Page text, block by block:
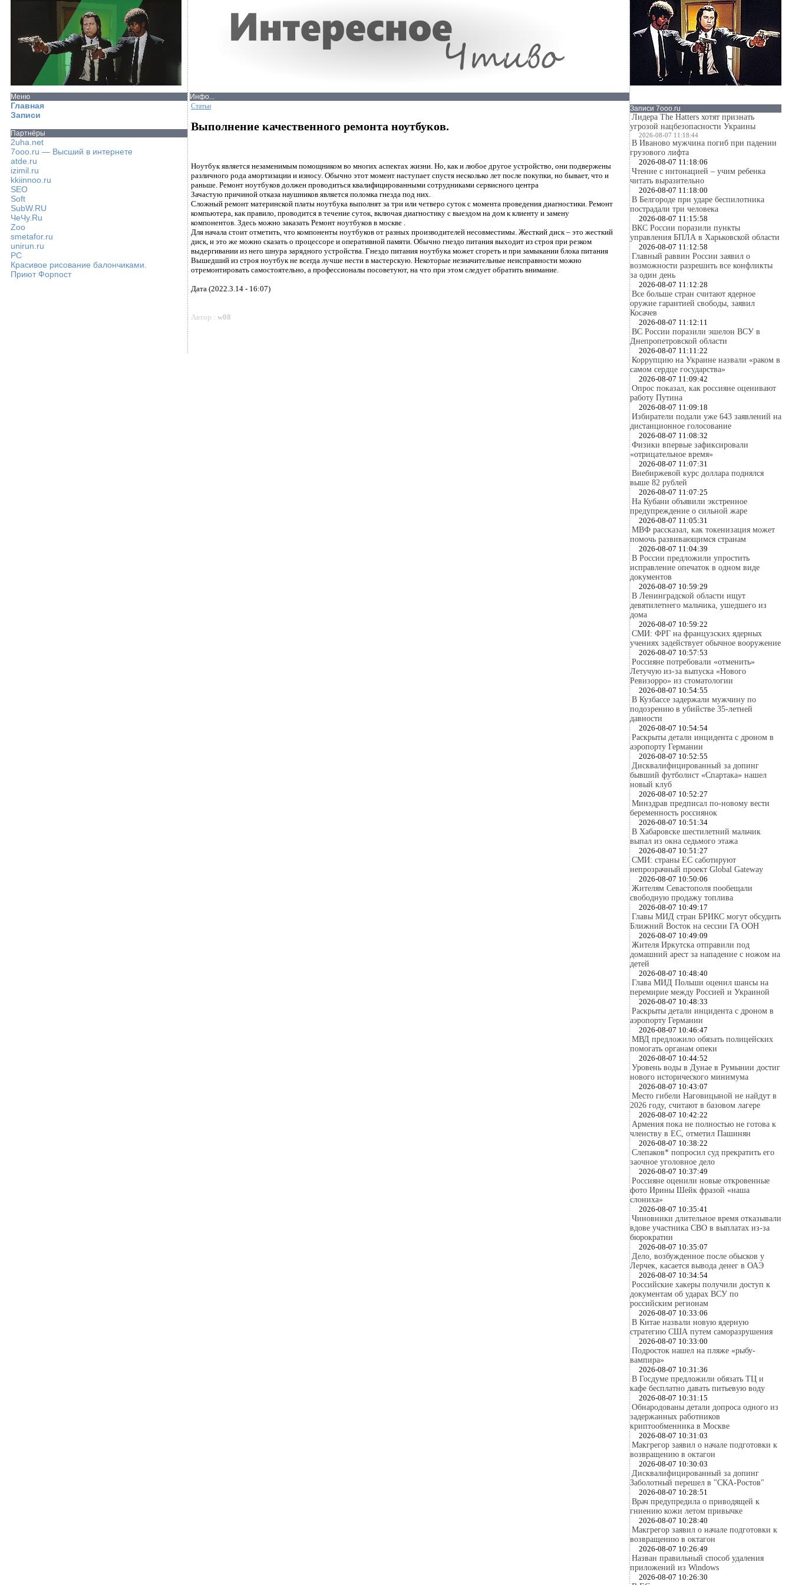
Меню
Главная
Записи
Партнёры
2uha.net
7ooo.ru — Высший в интернете
atde.ru
izimil.ru
kkiinnoo.ru
SEO
Soft
SubW.RU
ЧеЧу.Ru
Zoo
smetafor.ru
unirun.ru
PC
Красивое рисование балончиками.
Приют Форпост
Инфо...
Статьи
Выполнение качественного ремонта ноутбуков.
Ноутбук является незаменимым помощником во многих аспектах жизни. Но, как и любое другое устройство, они подвержены
различного рода амортизации и износу. Обычно этот момент наступает спустя несколько лет после покупки, но бывает, что и
раньше. Ремонт ноутбуков должен проводиться квалифицированными сотрудниками сервисного центра
Зачастую причиной отказа наушников является поломка гнезда под них.
Сложный ремонт материнской платы ноутбука выполнят за три или четверо суток с момента проведения диагностики. Ремонт
компьютера, как правило, проводится в течение суток, включая диагностику с выездом на дом к клиенту и замену
компонентов. Здесь можно заказать Ремонт ноутбуков в москве .
Для начала стоит отметить, что компоненты ноутбуков от разных производителей несовместимы. Жесткий диск – это жесткий
диск, и это же можно сказать о процессоре и оперативной памяти. Обычно гнездо питания выходит из строя при резком
выдергивании из него шнура зарядного устройства. Гнездо питания ноутбука может сгореть и при замыкании блока питания
Вышедший из строя ноутбук не всегда лучше нести в мастерскую. Некоторые незначительные неисправности можно
отремонтировать самостоятельно, а профессионалы посоветуют, на что при этом следует обратить внимание.
Дата (2022.3.14 - 16:07)
Автор : w08
Записи 7ooo.ru
Лидера The Hatters хотят признать
угрозой нацбезопасности Украины
2026-08-07 11:18:44
В Иваново мужчина погиб при падении
грузового лифта
2026-08-07 11:18:06
Чтение с интонацией – учим ребенка
читать выразительно
2026-08-07 11:18:00
В Белгороде при ударе беспилотника
пострадали три человека
2026-08-07 11:15:58
ВКС России поразили пункты
управления БПЛА в Харьковской области
2026-08-07 11:12:58
Главный раввин России заявил о
возможности разрешить все конфликты
за один день
2026-08-07 11:12:28
Все больше стран считают ядерное
оружие гарантией свободы, заявил
Косачев
2026-08-07 11:12:11
ВС России поразили эшелон ВСУ в
Днепропетровской области
2026-08-07 11:11:22
Коррупцию на Украине назвали «раком в
самом сердце государства»
2026-08-07 11:09:42
Опрос показал, как россияне оценивают
работу Путина
2026-08-07 11:09:18
Избиратели подали уже 643 заявлений на
дистанционное голосование
2026-08-07 11:08:32
Физики впервые зафиксировали
«отрицательное время»
2026-08-07 11:07:31
Внебиржевой курс доллара поднялся
выше 82 рублей
2026-08-07 11:07:25
На Кубани объявили экстренное
предупреждение о сильной жаре
2026-08-07 11:05:31
МВФ рассказал, как токенизация может
помочь развивающимся странам
2026-08-07 11:04:39
В России предложили упростить
исправление опечаток в одном виде
документов
2026-08-07 10:59:29
В Ленинградской области ищут
девятилетнего мальчика, ушедшего из
дома
2026-08-07 10:59:22
СМИ: ФРГ на французских ядерных
учениях задействует обычное вооружение
2026-08-07 10:57:53
Россияне потребовали «отменить»
Летучую из-за выпуска «Нового
Ревизорро» из стоматологии
2026-08-07 10:54:55
В Кузбассе задержали мужчину по
подозрению в убийстве 35-летней
давности
2026-08-07 10:54:54
Раскрыты детали инцидента с дроном в
аэропорту Германии
2026-08-07 10:52:55
Дисквалифицированный за допинг
бывший футболист «Спартака» нашел
новый клуб
2026-08-07 10:52:27
Минздрав предписал по-новому вести
беременность россиянок
2026-08-07 10:51:34
В Хабаровске шестилетний мальчик
выпал из окна седьмого этажа
2026-08-07 10:51:27
СМИ: страны ЕС саботируют
непрозрачный проект Global Gateway
2026-08-07 10:50:06
Жителям Севастополя пообещали
свободную продажу топлива
2026-08-07 10:49:17
Главы МИД стран БРИКС могут обсудить
Ближний Восток на сессии ГА ООН
2026-08-07 10:49:09
Жителя Иркутска отправили под
домашний арест за нападение с ножом на
детей
2026-08-07 10:48:40
Глава МИД Польши оценил шансы на
перемирие между Россией и Украиной
2026-08-07 10:48:33
Раскрыты детали инцидента с дроном в
аэропорту Германии
2026-08-07 10:46:47
МВД предложило обязать полицейских
помогать органам опеки
2026-08-07 10:44:52
Уровень воды в Дунае в Румынии достиг
нового исторического минимума
2026-08-07 10:43:07
Место гибели Наговицыной не найдут в
2026 году, считают в базовом лагере
2026-08-07 10:42:22
Армения пока не полностью не готова к
членству в ЕС, отметил Пашинян
2026-08-07 10:38:22
Слепаков* попросил суд прекратить его
заочное уголовное дело
2026-08-07 10:37:49
Россияне оценили новые откровенные
фото Ирины Шейк фразой «наша
слониха»
2026-08-07 10:35:41
Чиновники длительное время отказывали
вдове участника СВО в выплатах из-за
бюрократии
2026-08-07 10:35:07
Дело, возбужденное после обысков у
Лерчек, касается вывода денег в ОАЭ
2026-08-07 10:34:54
Российские хакеры получили доступ к
документам об ударах ВСУ по
российским регионам
2026-08-07 10:33:06
В Китае назвали новую ядерную
стратегию США путем саморазрушения
2026-08-07 10:33:00
Подросток нашел на пляже «рыбу-
вампира»
2026-08-07 10:31:36
В Госдуме предложили обязать ТЦ и
кафе бесплатно давать питьевую воду
2026-08-07 10:31:15
Обнародованы детали допроса одного из
задержанных работников
криптообменника в Москве
2026-08-07 10:31:03
Макгрегор заявил о начале подготовки к
возвращению в октагон
2026-08-07 10:30:03
Дисквалифицированный за допинг
Заболотный перешел в "СКА-Ростов"
2026-08-07 10:28:51
Врач предупредила о приводящей к
гниению кожи летом привычке
2026-08-07 10:28:40
Макгрегор заявил о начале подготовки к
возвращению в октагон
2026-08-07 10:26:49
Назван правильный способ удаления
приложений из Windows
2026-08-07 10:26:30